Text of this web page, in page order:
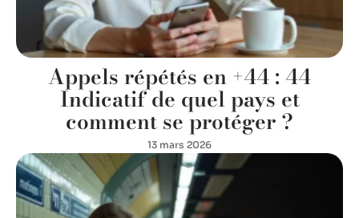
Appels répétés en +44 : 44
Indicatif de quel pays et
comment se protéger ?
13 mars 2026